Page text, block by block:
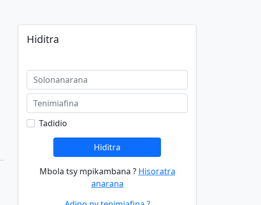
Hiditra
Tadidio
Hiditra
Mbola tsy mpikambana ? Hisoratra
anarana